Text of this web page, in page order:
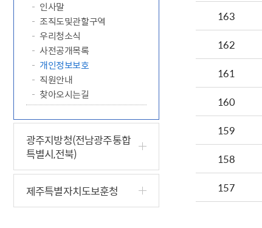
인사말
조직도및관할구역
우리청소식
사전공개목록
개인정보보호
직원안내
찾아오시는길
광주지방청(전남광주통합
특별시,전북)
제주특별자치도보훈청
163
162
161
160
159
158
157